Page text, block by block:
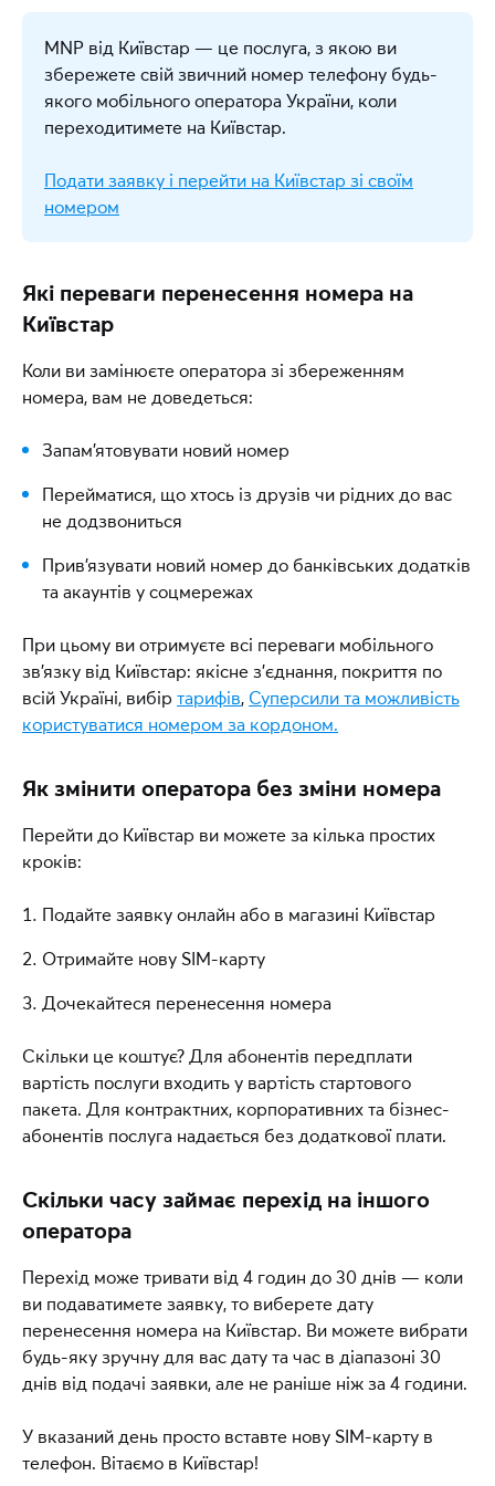
Якщо ви корпоративний або бізнес-абонент
Зверніться до персонального менеджера, якщо
він закріплений за компанією, або в найближчий
заявку на повернення залишку з рахунку
Екстра Гроші та Автоматичні Екстра Гроші
Підключення Київстар Все разом
Заміна SIM-карти зі збереженням номера
Самостійна заміна SIM на 4G
Самостійна заміна SIM
Якщо у вас контракт, будуть обмежені:
Міграція на передплачений зв’язок Київстар
Перереєстрація
Зміна номера на випадковий
Також будуть недоступні:
Заміна SIM-карти зі збереженням номера
Період, протягом якого послуги будуть
Якщо до дати перенесення лишилось менше
ніж 27 годин, то послуги будуть недоступні
відразу.
Якщо до дати перенесення лишилось більше
27 годин до перенесення номера.
Обмеження поповнення рахунку
Послуга Поповнення рахунку заблокується за 3
Якщо у визначений час перенесення номера не
відбулося, послуга відразу автоматично
розблокується.
Поки послуга заблокована, ви зможете
поповнити рахунок за допомогою скретч-
картки.
У зв'язку з технологічними та адміністративними
особливостями надання послуги Додатковий
MNP від Київстар — це послуга, з якою ви
збережете свій звичний номер телефону будь-
якого мобільного оператора України, коли
переходитимете на Київстар.
Подати заявку і перейти на Київстар зі своїм
номером
Які переваги перенесення номера на
Київстар
Коли ви замінюєте оператора зі збереженням
номера, вам не доведеться:
Запам’ятовувати новий номер
Перейматися, що хтось із друзів чи рідних до вас
не додзвониться
Прив’язувати новий номер до банківських додатків
та акаунтів у соцмережах
При цьому ви отримуєте всі переваги мобільного
зв’язку від Київстар: якісне з’єднання, покриття по
всій Україні, вибір тарифів, Суперсили та можливість
користуватися номером за кордоном.
Як змінити оператора без зміни номера
Перейти до Київстар ви можете за кілька простих
кроків:
Подайте заявку онлайн або в магазині Київстар
Отримайте нову SIM-карту
Дочекайтеся перенесення номера
Скільки це коштує? Для абонентів передплати
вартість послуги входить у вартість стартового
пакета. Для контрактних, корпоративних та бізнес-
абонентів послуга надається без додаткової плати.
Скільки часу займає перехід на іншого
оператора
Перехід може тривати від 4 годин до 30 днів — коли
ви подаватимете заявку, то виберете дату
перенесення номера на Київстар. Ви можете вибрати
будь-яку зручну для вас дату та час в діапазоні 30
днів від подачі заявки, але не раніше ніж за 4 години.
У вказаний день просто вставте нову SIM-карту в
телефон. Вітаємо в Київстар!